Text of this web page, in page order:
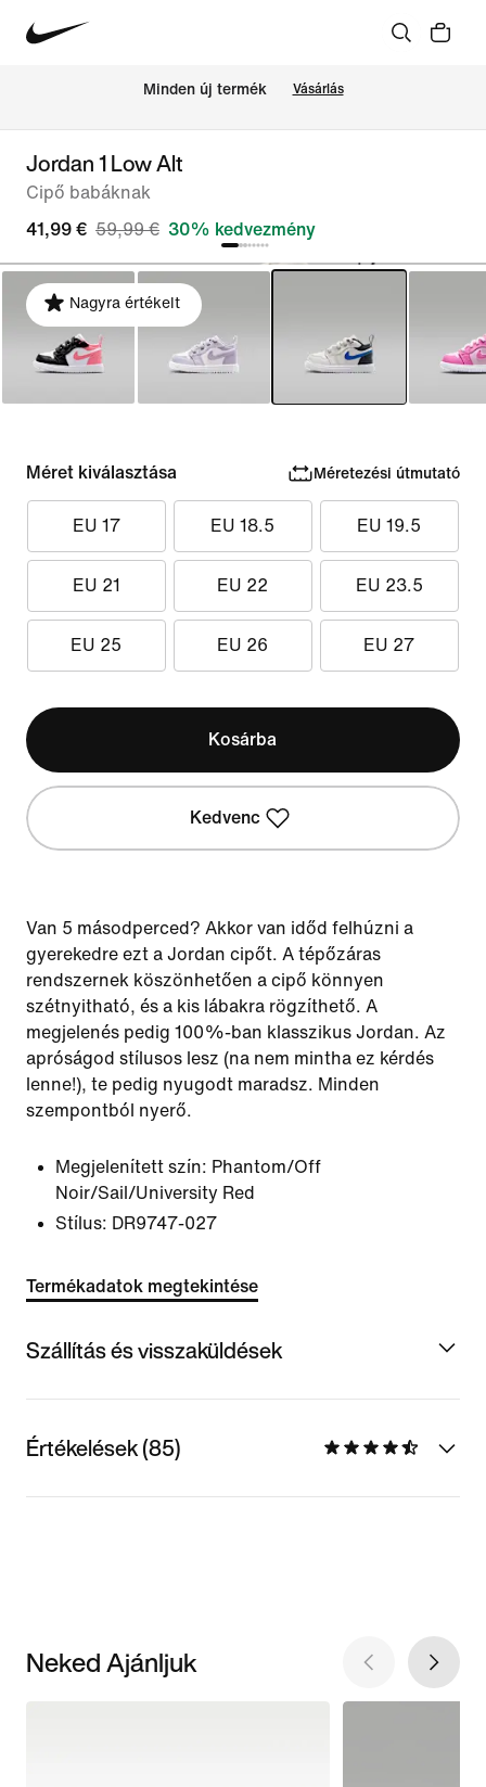
Minden új termék Vásárlás
Jordan 1 Low Alt
Cipő babáknak
41,99 € 59,99 € 30% kedvezmény
Nagyra értékelt
Méret kiválasztása Méretezési útmutató
EU 17 EU 18.5 EU 19.5
EU 21 EU 22 EU 23.5
EU 25 EU 26 EU 27
Kosárba
Kedvenc
Van 5 másodperced? Akkor van időd felhúzni a
gyerekedre ezt a Jordan cipőt. A tépőzáras
rendszernek köszönhetően a cipő könnyen
szétnyitható, és a kis lábakra rögzíthető. A
megjelenés pedig 100%-ban klasszikus Jordan. Az
apróságod stílusos lesz (na nem mintha ez kérdés
lenne!), te pedig nyugodt maradsz. Minden
szempontból nyerő.
Megjelenített szín: Phantom/Off
Noir/Sail/University Red
Stílus: DR9747-027
Termékadatok megtekintése
Szállítás és visszaküldések
Értékelések (85)
Neked Ajánljuk